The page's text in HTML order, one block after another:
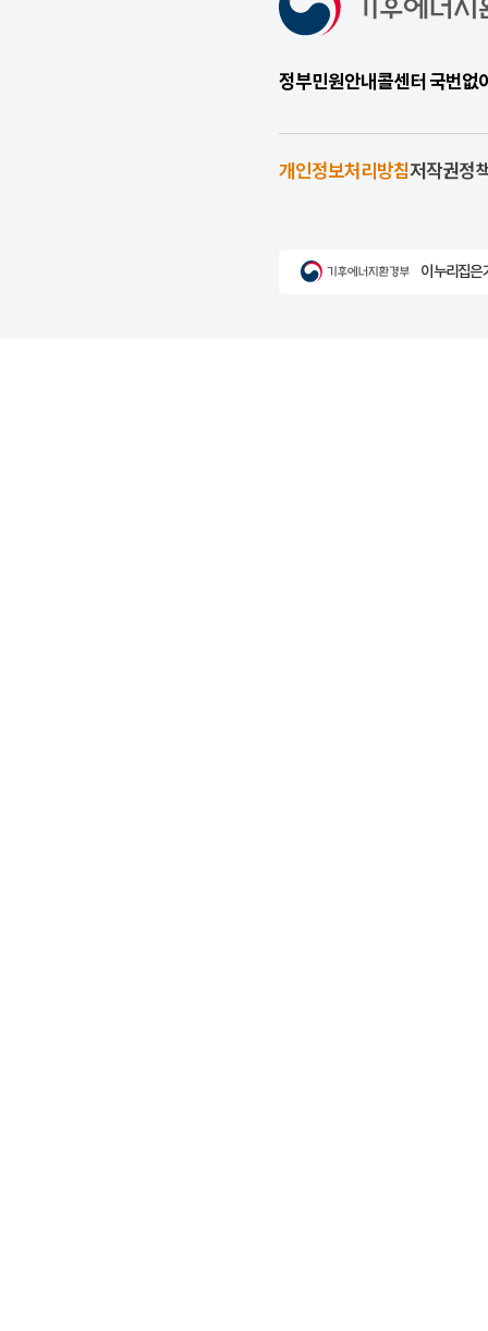
정부민원안내콜센터 국번
개인정보처리방침저작권정
이 누리집은